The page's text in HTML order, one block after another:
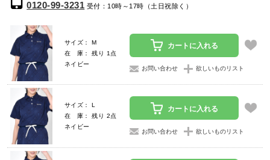
0120-99-3231 受付：10時～17時（土日祝除く）
サイズ： M
在 庫： 残り 1点
ネイビー
カートに入れる
お問い合わせ 欲しいものリスト
サイズ： L
在 庫： 残り 2点
ネイビー
カートに入れる
お問い合わせ 欲しいものリスト